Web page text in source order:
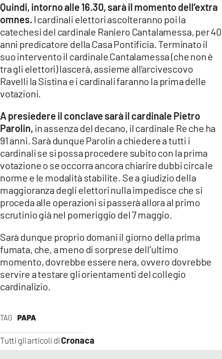
TAG PAPA
Tutti gli articoli diCronaca
Quindi, intorno alle 16.30, sarà il momento dell’extra
omnes. I cardinali elettori ascolteranno poi la
catechesi del cardinale Raniero Cantalamessa, per 40
anni predicatore della Casa Pontificia. Terminato il
suo intervento il cardinale Cantalamessa (che non è
tra gli elettori) lascerà, assieme all’arcivescovo
Ravelli la Sistina e i cardinali faranno la prima delle
votazioni.
A presiedere il conclave sarà il cardinale Pietro
Parolin, in assenza del decano, il cardinale Re che ha
91 anni. Sarà dunque Parolin a chiedere a tutti i
cardinali se si possa procedere subito con la prima
votazione o se occorra ancora chiarire dubbi circa le
norme e le modalità stabilite. Se a giudizio della
maggioranza degli elettori nulla impedisce che si
proceda alle operazioni si passerà allora al primo
scrutinio già nel pomeriggio del 7 maggio.
Sarà dunque proprio domani il giorno della prima
fumata, che, a meno di sorprese dell’ultimo
momento, dovrebbe essere nera, ovvero dovrebbe
servire a testare gli orientamenti del collegio
cardinalizio.